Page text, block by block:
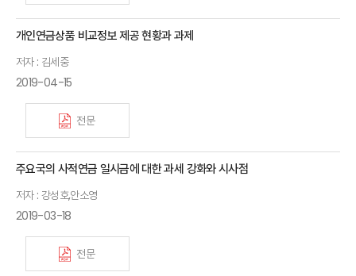
개인연금상품 비교정보 제공 현황과 과제
저자 : 김세중
2019-04-15
전문
주요국의 사적연금 일시금에 대한 과세 강화와 시사점
저자 : 강성호,안소영
2019-03-18
전문